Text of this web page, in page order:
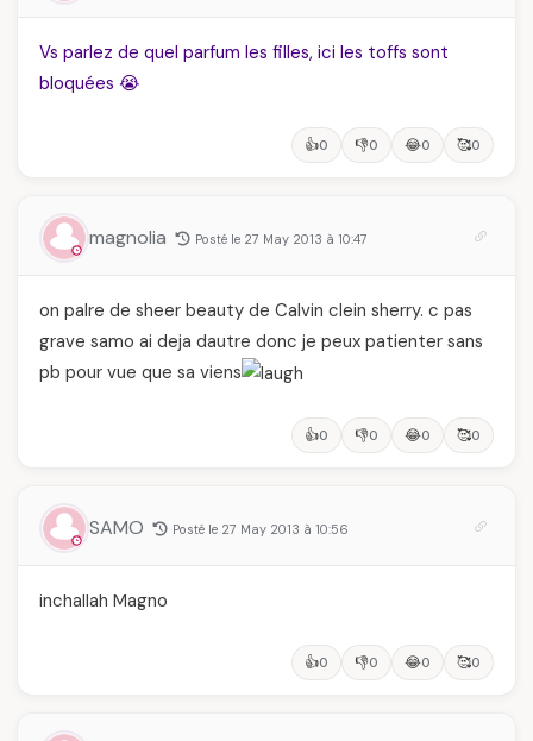
Vs parlez de quel parfum les filles, ici les toffs sont
bloquées 😭
👍0 👎0 😂0 🥰0
magnolia Posté le 27 May 2013 à 10:47
on palre de sheer beauty de Calvin clein sherry. c pas
grave samo ai deja dautre donc je peux patienter sans
pb pour vue que sa viens
👍0 👎0 😂0 🥰0
SAMO Posté le 27 May 2013 à 10:56
inchallah Magno
👍0 👎0 😂0 🥰0